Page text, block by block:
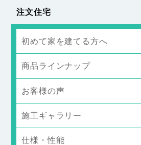
注文住宅
初めて家を建てる方へ
商品ラインナップ
お客様の声
施工ギャラリー
仕様・性能